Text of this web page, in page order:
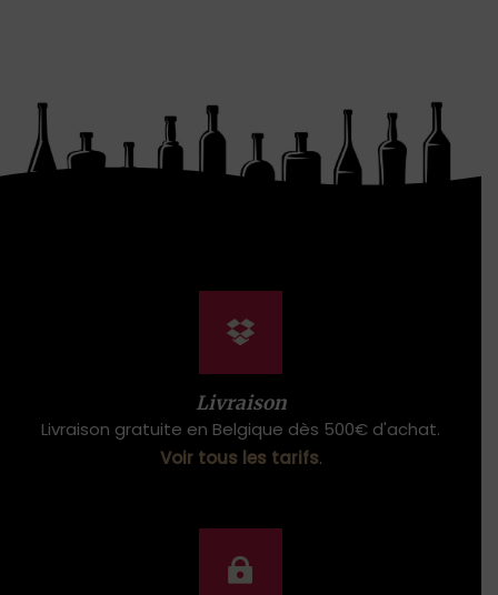
Livraison
Livraison gratuite en Belgique dès 500€ d'achat.
Voir tous les tarifs.